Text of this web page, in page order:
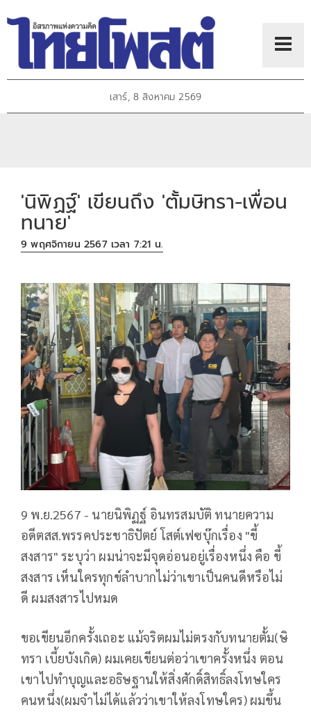
เสาร์, 8 สิงหาคม 2569
'นิพิฏฐ์' เขียนถึง 'ตั้มษิทรา-เพื่อน
ทนาย'
9 พฤศจิกายน 2567 เวลา 7:21 น.
9 พ.ย.2567 - นายนิพิฏฐ์ อินทรสมบัติ ทนายความ
อดีตสส.พรรคประชาธิปัตย์ โสต์เฟซบุ๊กเรื่อง "ขี้
สงสาร" ระบุว่า ผมน่าจะมีจุดอ่อนอยู่เรื่องหนึ่ง คือ ขี้
สงสาร เห็นใครทุกข์ลำบากไม่ว่าเขาเป็นคนดีหรือไม่
ดี ผมสงสารไปหมด
ขอเขียนอีกครั้งเถอะ แม้จริตผมไม่ตรงกับทนายตั้ม(ษิ
ทรา เบี้ยบังเกิด) ผมเคยเขียนต่อว่าเขาครั้งหนึ่ง ตอน
เขาไปทำบุญและอธิษฐานให้สิ่งศักดิ์สิทธิ์ลงโทษใคร
คนหนึ่ง(ผมจำไม่ได้แล้วว่าเขาให้ลงโทษใคร) ผมขึ้น